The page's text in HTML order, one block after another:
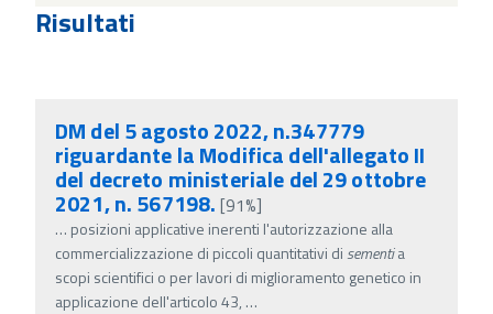
Risultati
DM del 5 agosto 2022, n.347779
riguardante la Modifica dell'allegato II
del decreto ministeriale del 29 ottobre
2021, n. 567198. [91%]
… posizioni applicative inerenti l'autorizzazione alla
commercializzazione di piccoli quantitativi di sementia
scopi scientifici o per lavori di miglioramento genetico in
applicazione dell'articolo 43, …